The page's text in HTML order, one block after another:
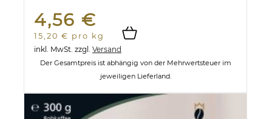
4,56 €
15,20 € pro kg
inkl. MwSt. zzgl. Versand
Der Gesamtpreis ist abhängig von der Mehrwertsteuer im
jeweiligen Lieferland.